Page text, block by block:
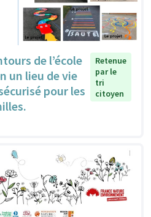
de l’école
un lieu de vie
pour les
Retenue
par le
tri
citoyen